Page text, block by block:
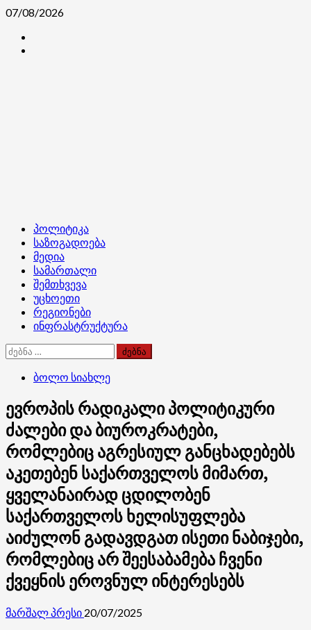
Skip
content
07/08/2026
Primary
Menu
პოლიტიკა
საზოგადოება
მედია
სამართალი
შემთხვევა
უცხოეთი
რეგიონები
ინფრასტრუქტურა
ძებნა:
ბოლო სიახლე
ევროპის რადიკალი პოლიტიკური
ძალები და ბიუროკრატები,
რომლებიც აგრესიულ განცხადებებს
აკეთებენ საქართველოს მიმართ,
ყველანაირად ცდილობენ
საქართველოს ხელისუფლება
აიძულონ გადავდგათ ისეთი ნაბიჯები,
რომლებიც არ შეესაბამება ჩვენი
ქვეყნის ეროვნულ ინტერესებს
მარშალ პრესი 20/07/2025